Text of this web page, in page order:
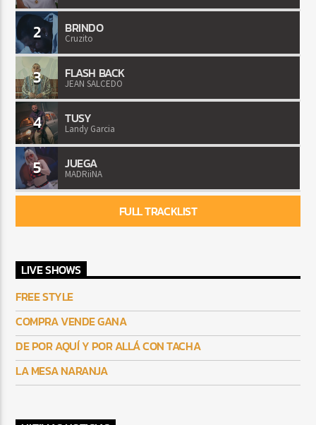
2 BRINDO
Cruzito
3 FLASH BACK
JEAN SALCEDO
4 TUSY
Landy Garcia
5 JUEGA
MADRiiNA
FULL TRACKLIST
LIVE SHOWS
FREE STYLE
COMPRA VENDE GANA
DE POR AQUÍ Y POR ALLÁ CON TACHA
LA MESA NARANJA